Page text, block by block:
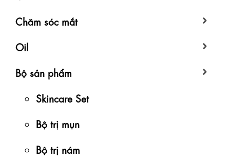
Chăm sóc mắt
Oil
Bộ sản phẩm
Skincare Set
Bộ trị mụn
Bộ trị nám